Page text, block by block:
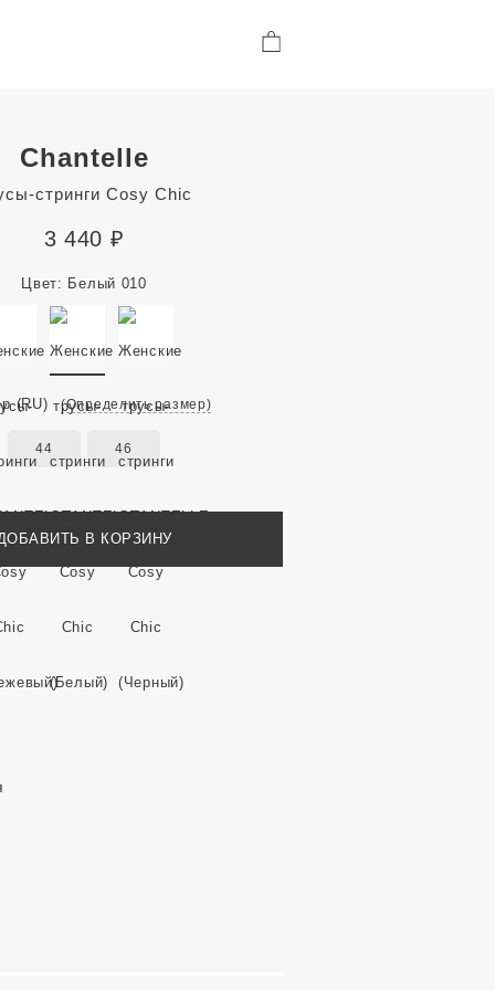
Chantelle
стринги Cosy Chic
3 440 ₽
Цвет: Белый 010
(RU) (Определить размер)
44 46
В КОРЗИНУ